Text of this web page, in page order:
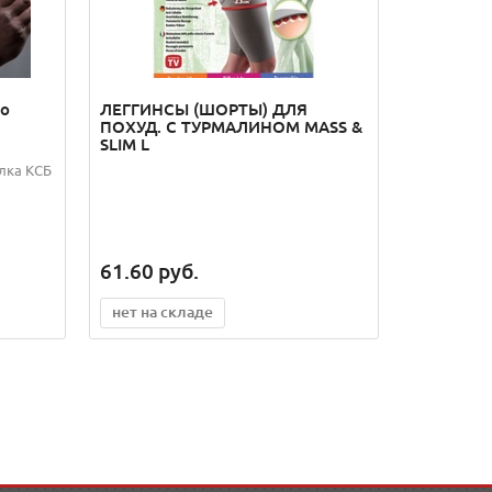
КСБ
ЛЕГГИНСЫ (ШОРТЫ) ДЛЯ
ПОХУД. С ТУРМАЛИНОМ MASS &
SLIM L
61.60 руб.
нет на складе